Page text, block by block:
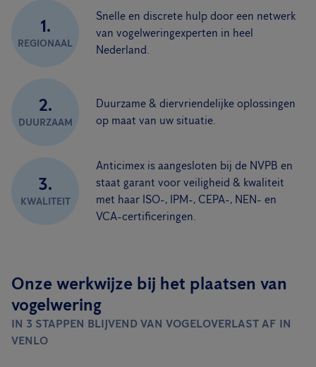
1.
REGIONAAL
Snelle en discrete hulp door een netwerk
van vogelweringexperten in heel
Nederland.
2.
DUURZAAM
Duurzame & diervriendelijke oplossingen
op maat van uw situatie.
3.
KWALITEIT
Anticimex is aangesloten bij de NVPB en
staat garant voor veiligheid & kwaliteit
met haar ISO-, IPM-, CEPA-, NEN- en
VCA-certificeringen.
Onze werkwijze bij het plaatsen van
vogelwering
IN 3 STAPPEN BLIJVEND VAN VOGELOVERLAST AF IN
VENLO